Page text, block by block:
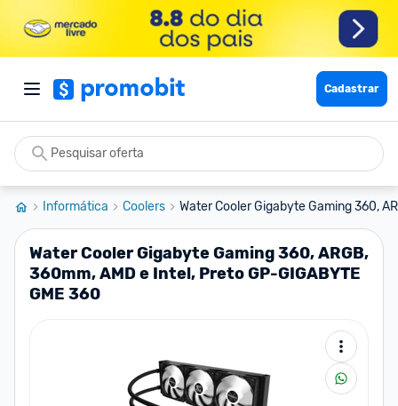
Cadastrar
Informática Coolers Water Cooler Gigabyte Gaming 360,
Water Cooler Gigabyte Gaming 360, ARGB,
360mm, AMD e Intel, Preto GP-GIGABYTE
GME 360